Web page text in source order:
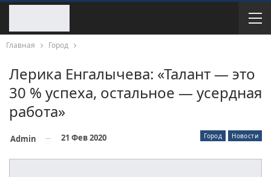
Главная Город
Лерика Енгалычева: «Талант — это
30 % успеха, остальное — усердная
работа»
Город Новости
Admin 21 Фев 2020